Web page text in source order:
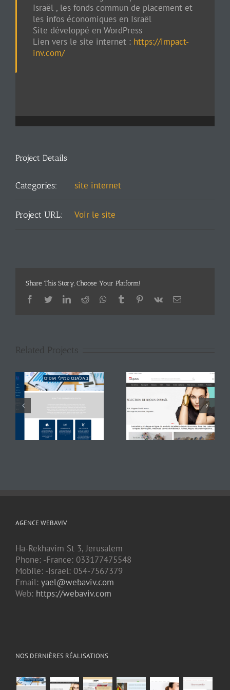
Israël , les fonds commun de placement et
les infos économiques en Israël
Site développé en WordPress
Lien vers le site internet : https://impact-
inv.com/
Project Details
Categories: site internet
Project URL: Voir le site
Share This Story, Choose Your Platform!
Facebook
TwitterLinkedIn
Reddit Whatsapp
Tumblr Pinterest
Vk Email
Related Projects
AGENCE WEBAVIV
Ha-Rekhavim St 3, Jerusalem
Phone: -France: 033177475548
Mobile: -Israel: 054-7567379
Email: yael@webaviv.com
Web: https://webaviv.com
NOS DERNIÈRES RÉALISATIONS